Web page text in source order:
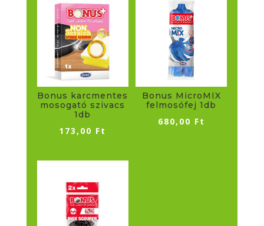
Bonus karcmentes
mosogató szivacs
1db
173,00 Ft
Bonus MicroMIX
felmosófej 1db
680,00 Ft